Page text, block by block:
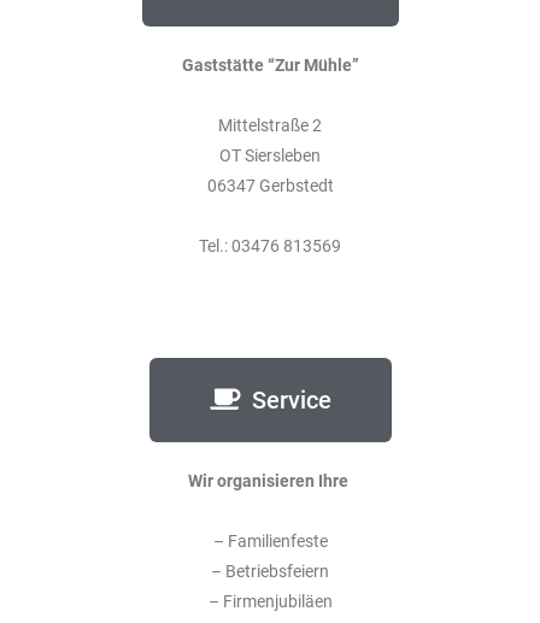
Gaststätte “Zur Mühle”
Mittelstraße 2
OT Siersleben
06347 Gerbstedt
Tel.: 03476 813569
Service
Wir organisieren Ihre
– Familienfeste
– Betriebsfeiern
– Firmenjubiläen